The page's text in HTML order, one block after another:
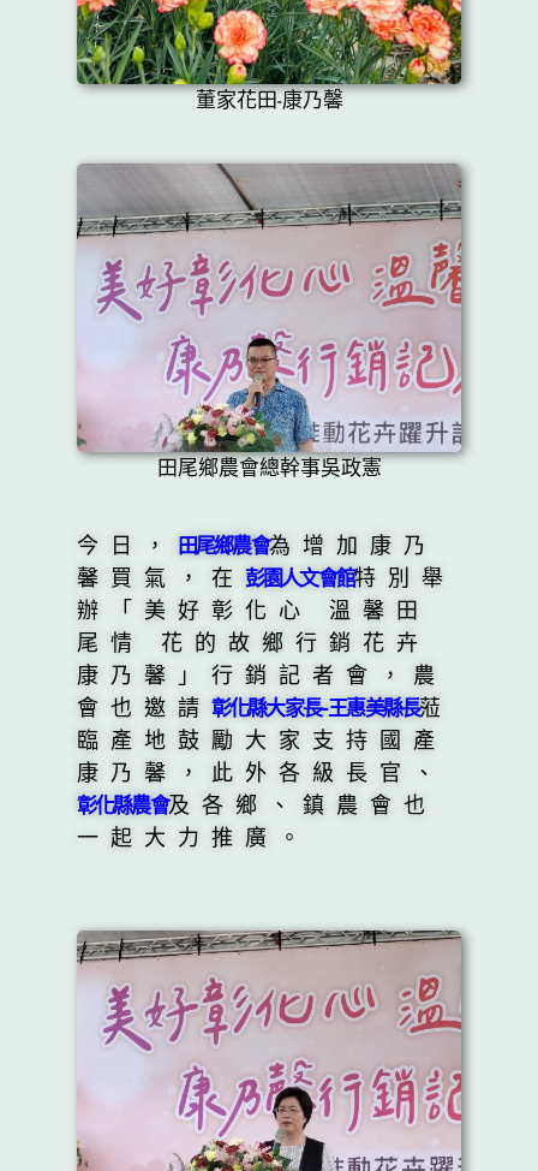
董家花田-康乃馨
田尾鄉農會總幹事吳政憲
今日， 田尾鄉農會為增加康乃
馨買氣，在 彭園人文會館特別舉
辦「美好彰化心 溫馨田
尾情 花的故鄉行銷花卉
康乃馨」行銷記者會，農
會也邀請 彰化縣大家長-王惠美縣長蒞
臨產地鼓勵大家支持國產
康乃馨，此外各級長官、
彰化縣農會及各鄉、鎮農會也
一起大力推廣。